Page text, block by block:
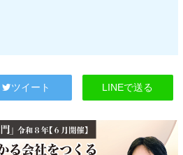
ツイート LINEで送る